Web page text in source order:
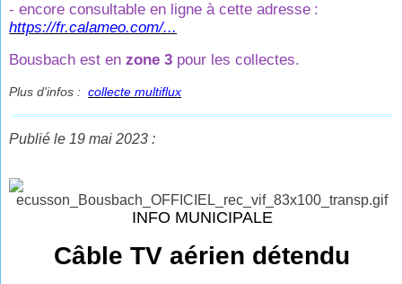
- encore consultable en ligne à cette adresse :
https://fr.calameo.com/...
Bousbach est enzone 3 pour les collectes.
Plus d'infos :collecte multiflux
Publié le 19 mai 2023 :
INFO MUNICIPALE
Câble TV aérien détendu